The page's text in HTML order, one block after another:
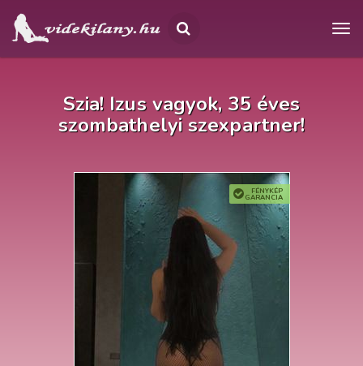
Szia! Izus vagyok, 35 éves
szombathelyi szexpartner!
FÉNYKÉP
GARANCIA